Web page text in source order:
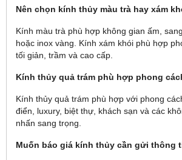
Nên chọn kính thủy màu trà hay xám
Kính màu trà phù hợp không gian ấm,
hoặc inox vàng. Kính xám khói phù hợp
tối giản, trầm và cao cấp.
Kính thủy quả trám phù hợp phong
Kính thủy quả trám phù hợp với phong
điển, luxury, biệt thự, khách sạn và các
nhấn sang trọng.
Muốn báo giá kính thủy cần gửi thông